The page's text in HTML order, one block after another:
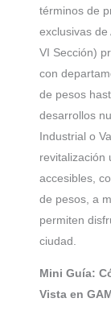
términos de
exclusivas
VI Sección)
con
de pesos
desarrollos
Industrial o
revitalización
accesibles,
de pesos, a
permiten
ciudad.
Mini Guía:
Vista en